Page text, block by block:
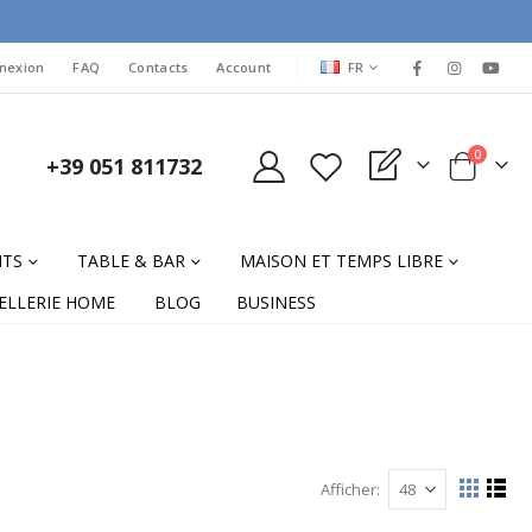
FAQ Contacts Account LANGUAGE
FR
+39 051 811732 My Quote Cart
0items
TABLE & BAR
MAISON ET TEMPS LIBRE
HOME
BLOG BUSINESS
Afficher
Afficher
La